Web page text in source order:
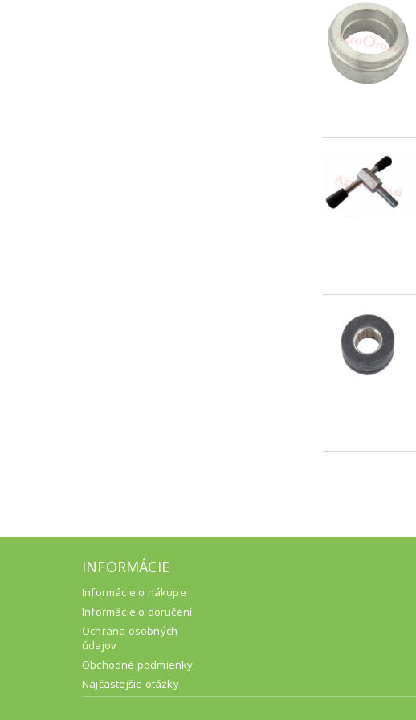
INFORMÁCIE
Informácie o nákupe
Informácie o doručení
Ochrana osobných
údajov
Obchodné podmienky
Najčastejšie otázky